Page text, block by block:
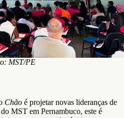
MST/PE
Chão é projetar novas lideranças de
MST em Pernambuco, este é